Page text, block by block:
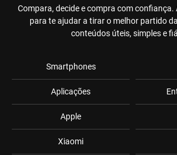
Compara, decide e compra com confiança.
para te ajudar a tirar o melhor partido
conteúdos úteis, simples e
Smartphones
Aplicações
Apple
Xiaomi